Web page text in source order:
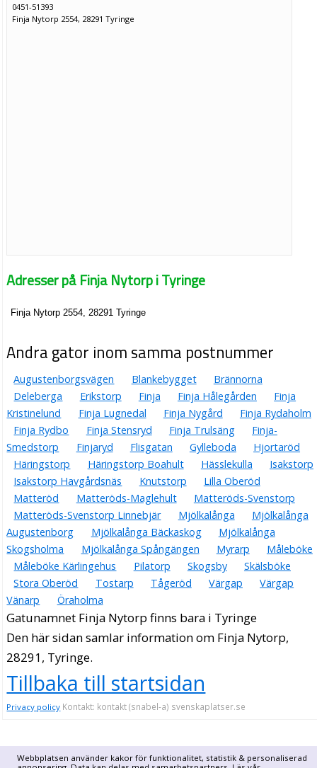
Webbplatsen använder kakor för funktionalitet, statistik & personaliserad
0451-51393
Finja Nytorp 2554, 28291 Tyringe
Adresser på Finja Nytorp i Tyringe
Finja Nytorp 2554, 28291 Tyringe
Andra gator inom samma postnummer
Augustenborgsvägen Blankebygget
Brännorna
Deleberga
Erikstorp Finja Finja Hålegården
Finja
Kristinelund
Finja Lugnedal Finja Nygård
Finja Rydaholm
Finja Rydbo
Finja Stensryd Finja Trulsäng
Finja-
Smedstorp
Finjaryd Flisgatan Gylleboda
Hjortaröd
Häringstorp
Häringstorp Boahult Hässlekulla
Isakstorp
Isakstorp Havgårdsnäs
Knutstorp
Lilla Oberöd
Matteröd
Matteröds-Maglehult
Matteröds-Svenstorp
Matteröds-Svenstorp Linnebjär
Mjölkalånga
Mjölkalånga
Augustenborg
Mjölkalånga Bäckaskog
Mjölkalånga
Skogsholma
Mjölkalånga Spångängen Myrarp
Måleböke
Måleböke Kärlingehus
Pilatorp Skogsby
Skälsböke
Stora Oberöd
Tostarp Tågeröd Värgap
Värgap
Vänarp
Öraholma
Gatunamnet Finja Nytorp finns bara i Tyringe
Den här sidan samlar information om Finja Nytorp,
28291, Tyringe.
Tillbaka till startsidan
Privacy policy Kontakt: kontakt (snabel-a) svenskaplatser.se